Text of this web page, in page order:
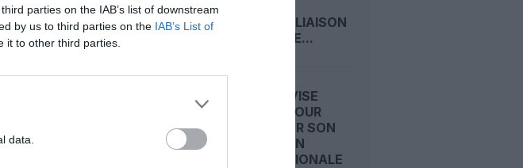
parties on the IAB’s list of downstream
by us to third parties on the IAB’s List of
it to other third parties.
data.
PREMIÈRE LIAISON
HIVERNALE...
GULF AIR VISE
L’A321LR POUR
ACCÉLÉRER SON
EXPANSION
INTERNATIONALE